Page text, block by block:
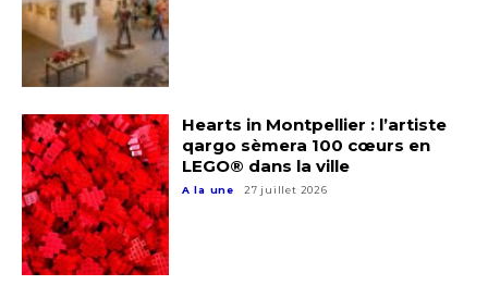
Statut / Organisation
J'accepte lestermes et conditions
* Champ obligatoire
Nom
Prénom
Statut / Organisation
J'accepte lestermes et conditions
Hearts in Montpellier : l’artiste
qargo sèmera 100 cœurs en
LEGO® dans la ville
A la une 27 juillet 2026